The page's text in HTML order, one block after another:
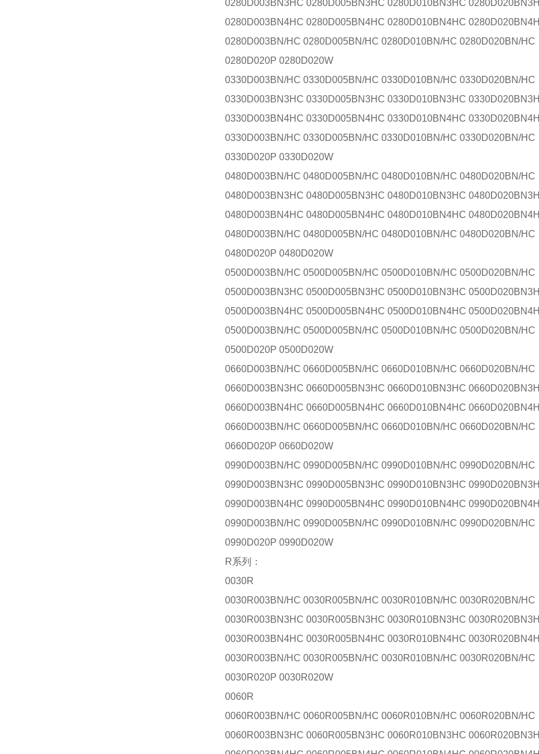
0280D003BN3HC 0280D005BN3HC 0280D010BN3HC
0280D003BN4HC 0280D005BN4HC 0280D010BN4HC
0280D003BN/HC 0280D005BN/HC 0280D010BN/HC 0280D020BN/HC
0280D020P 0280D020W
0330D003BN/HC 0330D005BN/HC 0330D010BN/HC 0330D020BN/HC
0330D003BN3HC 0330D005BN3HC 0330D010BN3HC
0330D003BN4HC 0330D005BN4HC 0330D010BN4HC
0330D003BN/HC 0330D005BN/HC 0330D010BN/HC 0330D020BN/HC
0330D020P 0330D020W
0480D003BN/HC 0480D005BN/HC 0480D010BN/HC 0480D020BN/HC
0480D003BN3HC 0480D005BN3HC 0480D010BN3HC
0480D003BN4HC 0480D005BN4HC 0480D010BN4HC
0480D003BN/HC 0480D005BN/HC 0480D010BN/HC 0480D020BN/HC
0480D020P 0480D020W
0500D003BN/HC 0500D005BN/HC 0500D010BN/HC 0500D020BN/HC
0500D003BN3HC 0500D005BN3HC 0500D010BN3HC
0500D003BN4HC 0500D005BN4HC 0500D010BN4HC
0500D003BN/HC 0500D005BN/HC 0500D010BN/HC 0500D020BN/HC
0500D020P 0500D020W
0660D003BN/HC 0660D005BN/HC 0660D010BN/HC 0660D020BN/HC
0660D003BN3HC 0660D005BN3HC 0660D010BN3HC
0660D003BN4HC 0660D005BN4HC 0660D010BN4HC
0660D003BN/HC 0660D005BN/HC 0660D010BN/HC 0660D020BN/HC
0660D020P 0660D020W
0990D003BN/HC 0990D005BN/HC 0990D010BN/HC 0990D020BN/HC
0990D003BN3HC 0990D005BN3HC 0990D010BN3HC
0990D003BN4HC 0990D005BN4HC 0990D010BN4HC
0990D003BN/HC 0990D005BN/HC 0990D010BN/HC 0990D020BN/HC
0990D020P 0990D020W
R系列：
0030R
0030R003BN/HC 0030R005BN/HC 0030R010BN/HC 0030R020BN/HC
0030R003BN3HC 0030R005BN3HC 0030R010BN3HC
0030R003BN4HC 0030R005BN4HC 0030R010BN4HC
0030R003BN/HC 0030R005BN/HC 0030R010BN/HC 0030R020BN/HC
0030R020P 0030R020W
0060R
0060R003BN/HC 0060R005BN/HC 0060R010BN/HC 0060R020BN/HC
0060R003BN3HC 0060R005BN3HC 0060R010BN3HC